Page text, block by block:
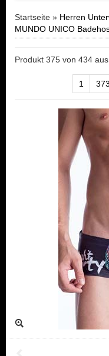
Startseite » Herren
MUNDO UNICO
Produkt 375 von 434
1 373